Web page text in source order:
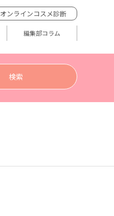
オンラインコスメ診断
編集部コラム